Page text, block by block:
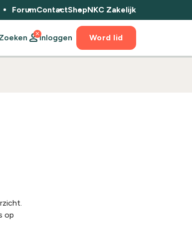
ForumContactShopNKC Zakelijk
person
closeInloggen Word lid
op